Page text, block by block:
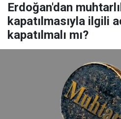
Erdoğan'dan
kapatılmasıyla ilgili
kapatılmalı mı?